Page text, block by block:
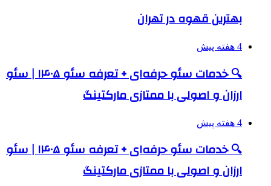
بهترین قهوه در تهران
4 هفته پیش
🔍 خدمات سئو حرفه‌ای + تعرفه سئو ۱۴۰۵ | سئو
ارزان و اصولی با ممتازی مارکتینگ
4 هفته پیش
🔍 خدمات سئو حرفه‌ای + تعرفه سئو ۱۴۰۵ | سئو
ارزان و اصولی با ممتازی مارکتینگ